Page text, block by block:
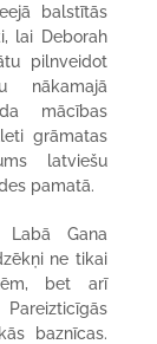
balstītās
lai Deborah
pilnveidot
nākamajā
mācības
grāmatas
latviešu
pamatā.
Labā Gana
ne tikai
bet arī
baznīcas.